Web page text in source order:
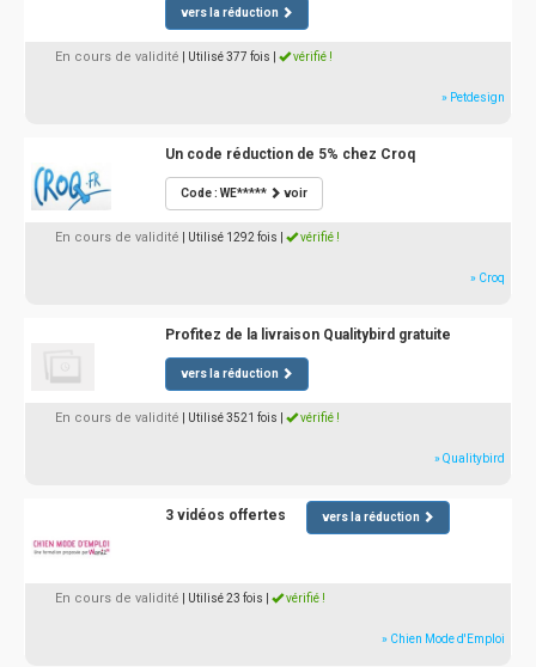
vers la réduction
En cours de validité | Utilisé 377 fois vérifié !
» Petdesign
Un code réduction de 5% chez Croq
Code : WE***** voir
En cours de validité | Utilisé 1292 fois vérifié !
» Croq
Profitez de la livraison Qualitybird gratuite
vers la réduction
En cours de validité | Utilisé 3521 fois vérifié !
» Qualitybird
3 vidéos offertes vers la réduction
En cours de validité | Utilisé 23 fois vérifié !
» Chien Mode d'Emploi